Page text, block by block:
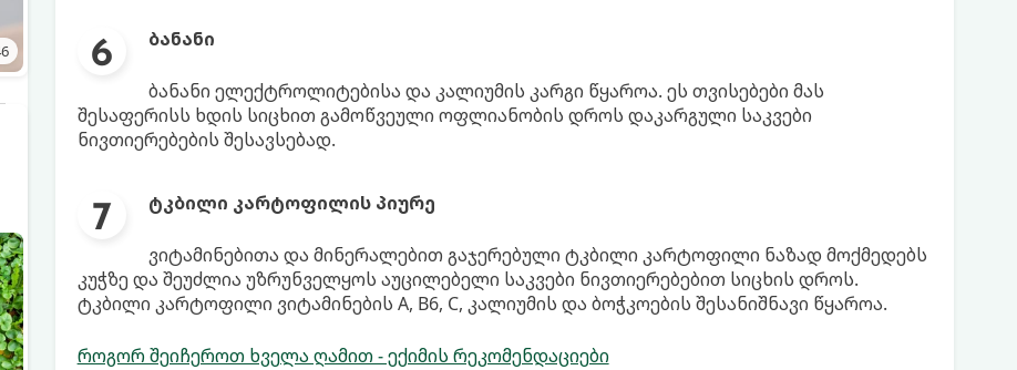
ბანანი
ბანანი ელექტროლიტებისა და კალიუმის კარგი წყაროა. ეს თვისებები მას
შესაფერისს ხდის სიცხით გამოწვეული ოფლიანობის დროს დაკარგული საკვები
ნივთიერებების შესავსებად.
ტკბილი კარტოფილის პიურე
ვიტამინებითა და მინერალებით გაჯერებული ტკბილი კარტოფილი ნაზად მოქმედებს
კუჭზე და შეუძლია უზრუნველყოს აუცილებელი საკვები ნივთიერებებით სიცხის დროს.
ტკბილი კარტოფილი ვიტამინების A, B6, C, კალიუმის და ბოჭკოების შესანიშნავი წყაროა.
როგორ შეიჩეროთ ხველა ღამით - ექიმის რეკომენდაციები